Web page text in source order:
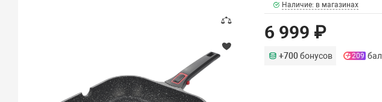
Наличие: в магазинах
6 999 ₽
+700бонусов 209